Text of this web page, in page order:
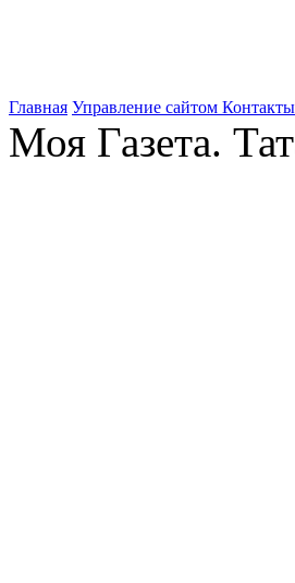
Главная Управление сайтом Контакты
Моя Газета.